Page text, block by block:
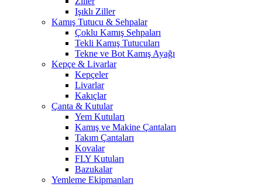
Işıklı Ziller
Kamış Tutucu & Sehpalar
Çoklu Kamış Sehpaları
Tekli Kamış Tutucuları
Tekne ve Bot Kamış Ayağı
Kepçe & Livarlar
Kepçeler
Livarlar
Kakıçlar
Çanta & Kutular
Yem Kutuları
Kamış ve Makine Çantaları
Takım Çantaları
Kovalar
FLY Kutuları
Bazukalar
Yemleme Ekipmanları